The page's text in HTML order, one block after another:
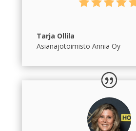
Tarja Ollila
Asianajotoimisto Annia Oy